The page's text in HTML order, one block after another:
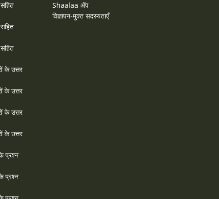
के उत्तर
के उत्तर
के उत्तर
के उत्तर
प्रश्न
प्रश्न
Shaalaa ॲप
विज्ञापन-मुक्त सदस्यताएँ